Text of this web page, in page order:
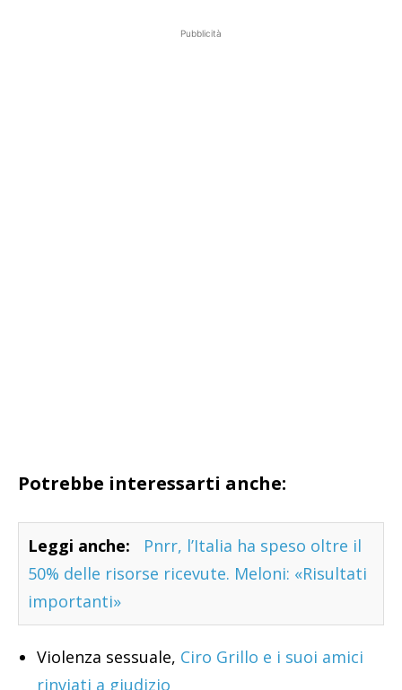
Pubblicità
Potrebbe interessarti anche:
Leggi anche:
Pnrr, l’Italia ha speso oltre il
50% delle risorse ricevute. Meloni: «Risultati
importanti»
Violenza sessuale, Ciro Grillo e i suoi amici
rinviati a giudizio